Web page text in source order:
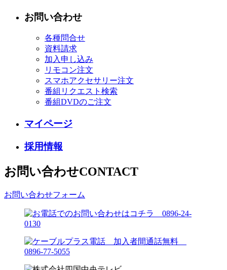
お問い合わせ
各種問合せ
資料請求
加入申し込み
リモコン注文
スマホアクセサリー注文
番組リクエスト検索
番組DVDのご注文
マイページ
採用情報
お問い合わせCONTACT
お問い合わせフォーム